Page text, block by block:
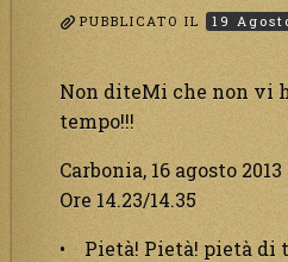
PUBBLICATO IL 19
Non diteMi che non vi
tempo!!!
Carbonia, 16 agosto 2013
Ore 14.23/14.35
• Pietà! Pietà! pietà di